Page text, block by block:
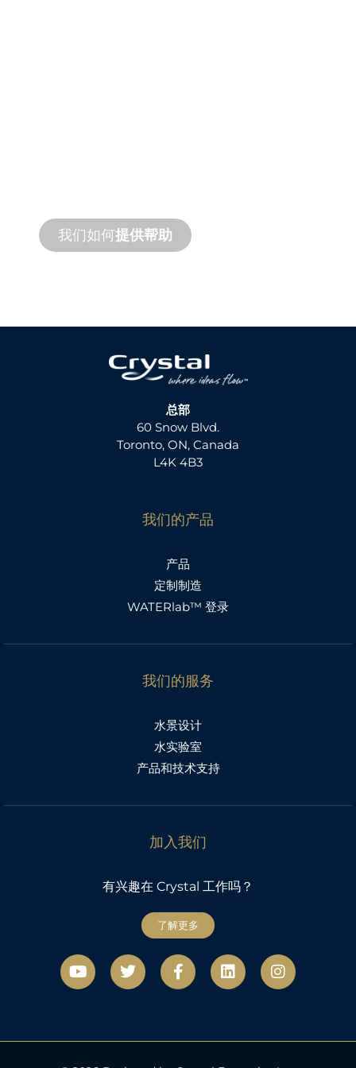
我们如何提供帮助
总部
60 Snow Blvd.
Toronto, ON, Canada
L4K 4B3
我们的产品
产品
定制制造
WATERlab™ 登录
我们的服务
水景设计
水实验室
产品和技术支持
加入我们
有兴趣在 Crystal 工作吗？
了解更多
视
频
微
博
F
a
c
o
L
i
n
d
社
交
网